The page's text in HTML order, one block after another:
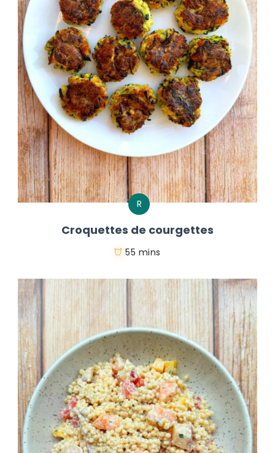
R
Croquettes de courgettes
55 mins